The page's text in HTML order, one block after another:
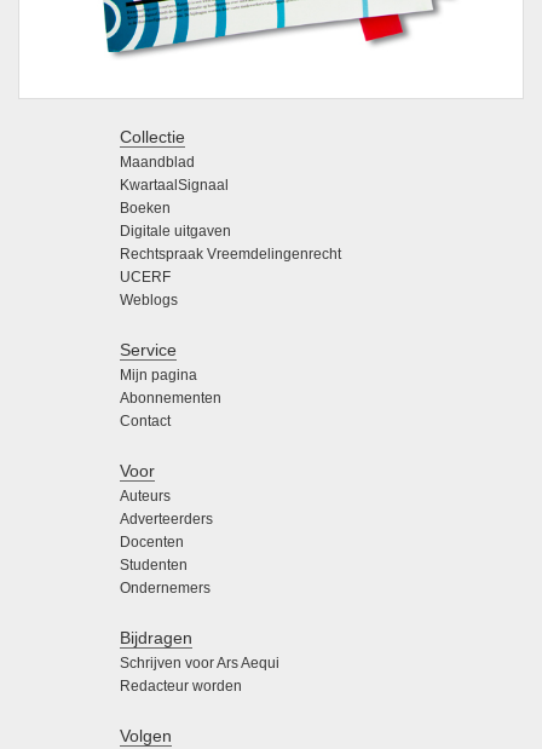
Collectie
Maandblad
KwartaalSignaal
Boeken
Digitale uitgaven
Rechtspraak Vreemdelingenrecht
UCERF
Weblogs
Service
Mijn pagina
Abonnementen
Contact
Voor
Auteurs
Adverteerders
Docenten
Studenten
Ondernemers
Bijdragen
Schrijven voor Ars Aequi
Redacteur worden
Volgen